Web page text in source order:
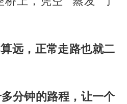
远，正常走路也就二
分钟的路程，让一个